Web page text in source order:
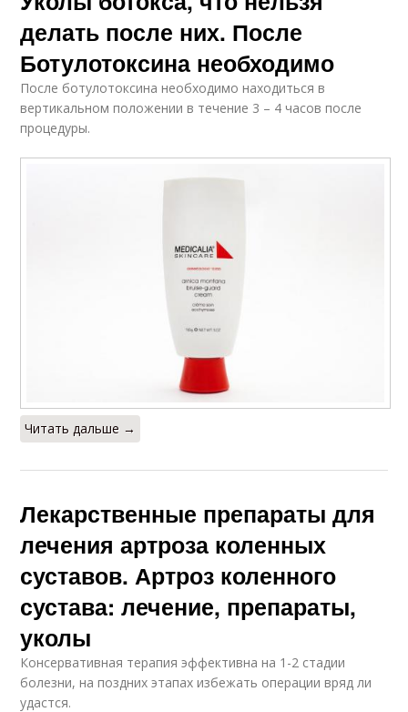
делать после них. После
Ботулотоксина необходимо
После ботулотоксина необходимо находиться в
вертикальном положении в течение 3 – 4 часов после
процедуры.
Читать дальше →
Лекарственные препараты для
лечения артроза коленных
суставов. Артроз коленного
сустава: лечение, препараты,
уколы
Консервативная терапия эффективна на 1-2 стадии
болезни, на поздних этапах избежать операции вряд ли
удастся.